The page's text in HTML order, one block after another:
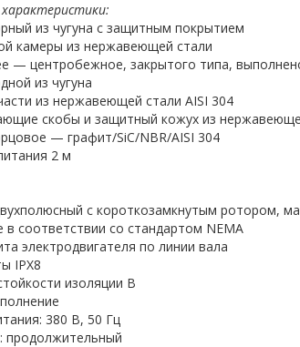
из чугуна с защитным покрытием
камеры из нержавеющей стали
— центробежное, закрытого типа,
из чугуна
из нержавеющей стали AISI 304
скобы и защитный кожух из
— графит/SiC/NBR/AISI 304
2 м
с короткозамкнутым ротором,
соответствии со стандартом NEMA
электродвигателя по линии вала
IPХ8
изоляции В
380 В, 50 Гц